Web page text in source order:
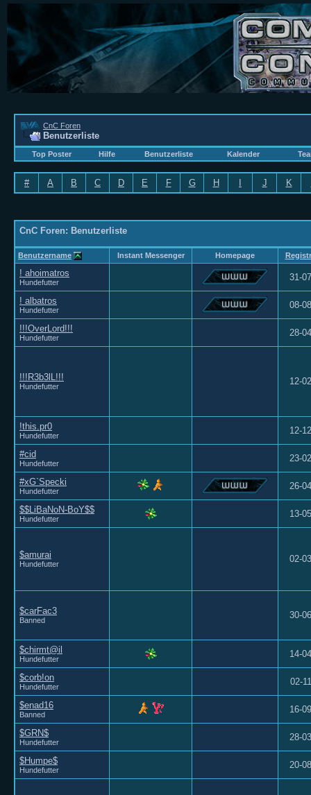
CnC Foren
Benutzerliste
Top Poster Hilfe Benutzerliste Kalender
# A B C D E F G H J K
CnC Foren: Benutzerliste
Benutzername Instant Messenger Homepage
! ahoimatros
Hundefutter 31-
! albatros
Hundefutter 08-
!!!OverLord!!!
Hundefutter 28-
!!!R3b3lL!!!
Hundefutter 12-
!this.pr0
Hundefutter 12-
#cid
Hundefutter 23-
#xG`Specki
Hundefutter 26-
$$LiBaNoN-BoY$$
Hundefutter 13-
$amurai
Hundefutter 02-
$carFac3
Banned 30-
$chirmt@il
Hundefutter 14-
$corb!on
Hundefutter 02-
$enad16
Banned 16-
$GRN$
Hundefutter 28-
$Humpe$
Hundefutter 20-